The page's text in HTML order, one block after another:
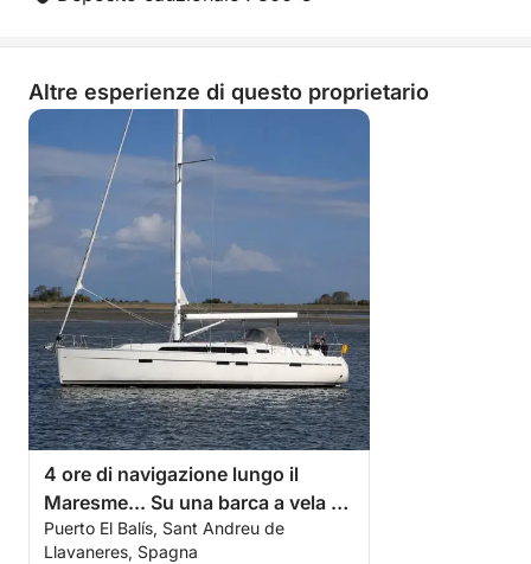
Altre esperienze di questo proprietario
4 ore di navigazione lungo il
Maresme... Su una barca a vela di
15 metri
Puerto El Balís, Sant Andreu de
Llavaneres, Spagna